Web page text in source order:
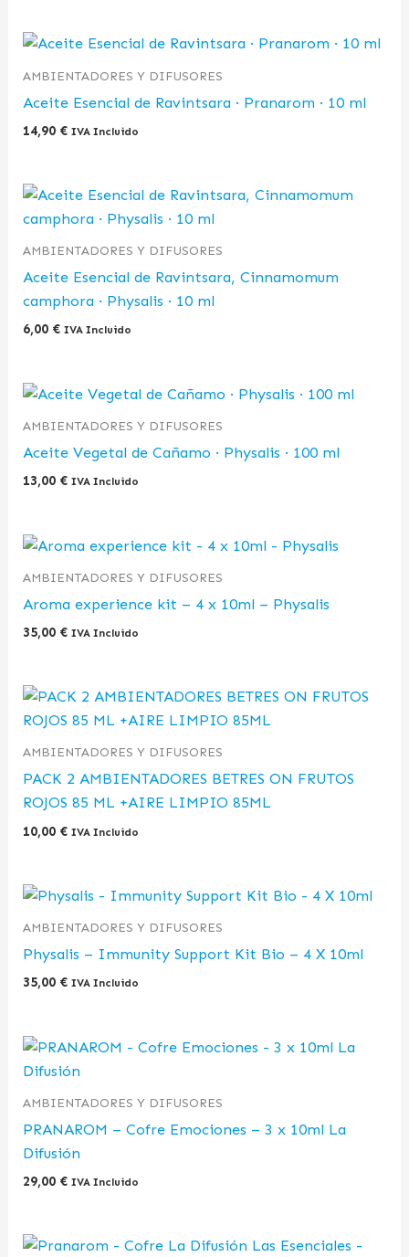
AMBIENTADORES Y DIFUSORES
Aceite Esencial de Ravintsara · Pranarom · 10 ml
14,90 € IVA Incluido
AMBIENTADORES Y DIFUSORES
Aceite Esencial de Ravintsara, Cinnamomum
camphora · Physalis · 10 ml
6,00 € IVA Incluido
AMBIENTADORES Y DIFUSORES
Aceite Vegetal de Cañamo · Physalis · 100 ml
13,00 € IVA Incluido
AMBIENTADORES Y DIFUSORES
Aroma experience kit – 4 x 10ml – Physalis
35,00 € IVA Incluido
AMBIENTADORES Y DIFUSORES
PACK 2 AMBIENTADORES BETRES ON FRUTOS
ROJOS 85 ML +AIRE LIMPIO 85ML
10,00 € IVA Incluido
AMBIENTADORES Y DIFUSORES
Physalis – Immunity Support Kit Bio – 4 X 10ml
35,00 € IVA Incluido
AMBIENTADORES Y DIFUSORES
PRANAROM – Cofre Emociones – 3 x 10ml La
Difusión
29,00 € IVA Incluido